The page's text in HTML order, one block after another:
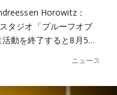
Horowitz：
タジオ「プルーフオブ
動を終了すると8月5…
ニュース